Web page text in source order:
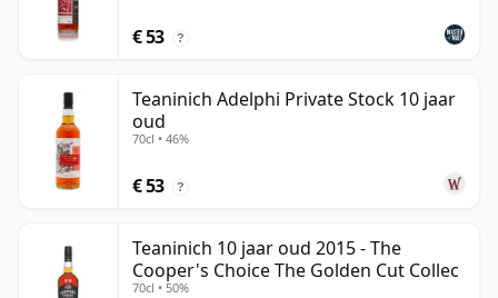
€ 53 ?
Teaninich Adelphi Private Stock 10 jaar
oud
70cl • 46%
€ 53 ?
Teaninich 10 jaar oud 2015 - The
Cooper's Choice The Golden Cut Collec
70cl • 50%